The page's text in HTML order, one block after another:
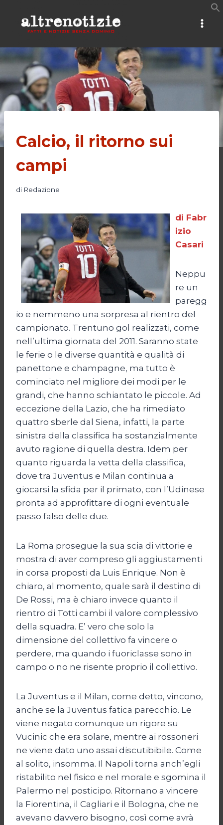
contenuto
Calcio, il ritorno sui
campi
di Redazione
di Fabr
izio
Casari
Neppu
re un
paregg
io e nemmeno una sorpresa al rientro del
campionato. Trentuno gol realizzati, come
nell’ultima giornata del 2011. Saranno state
le ferie o le diverse quantità e qualità di
panettone e champagne, ma tutto è
cominciato nel migliore dei modi per le
grandi, che hanno schiantato le piccole. Ad
eccezione della Lazio, che ha rimediato
quattro sberle dal Siena, infatti, la parte
sinistra della classifica ha sostanzialmente
avuto ragione di quella destra. Idem per
quanto riguarda la vetta della classifica,
dove tra Juventus e Milan continua a
giocarsi la sfida per il primato, con l’Udinese
pronta ad approfittare di ogni eventuale
passo falso delle due.
La Roma prosegue la sua scia di vittorie e
mostra di aver compreso gli aggiustamenti
in corsa proposti da Luis Enrique. Non è
chiaro, al momento, quale sarà il destino di
De Rossi, ma è chiaro invece quanto il
rientro di Totti cambi il valore complessivo
della squadra. E’ vero che solo la
dimensione del collettivo fa vincere o
perdere, ma quando i fuoriclasse sono in
campo o no ne risente proprio il collettivo.
La Juventus e il Milan, come detto, vincono,
anche se la Juventus fatica parecchio. Le
viene negato comunque un rigore su
Vucinic che era solare, mentre ai rossoneri
ne viene dato uno assai discutibibile. Come
al solito, insomma. Il Napoli torna anch’egli
ristabilito nel fisico e nel morale e sgomina il
Palermo nel posticipo. Ritornano a vincere
la Fiorentina, il Cagliari e il Bologna, che ne
avevano davvero bisogno, così come avrà